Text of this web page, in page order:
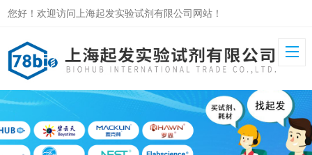
您好！欢迎访问上海起发实验试剂有限公司网站！